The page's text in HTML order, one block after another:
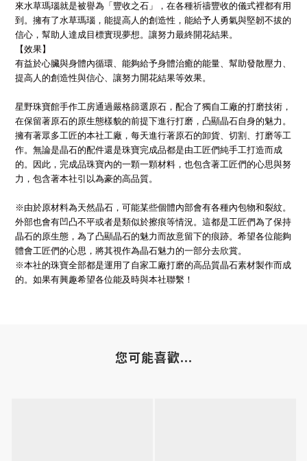
來水草瑪瑙就是被譽為「豐收之石」，在各種祈禱豐收的儀式裡都有用
到。擁有了水草瑪瑙，能提高人的創造性，能給予人勇氣與堅韌不拔的
信心，幫助人達成目標實現夢想。讓努力最終開花結果。
【效果】
有益於心臟與身體內循環、能夠給予身體治癒的能量、幫助發散壓力、
提高人的創造性與信心、讓努力開花結果等效果。
星野珠寶館手作工房通過嚴格篩選原石，配合了獨自工廠的打磨技術，
在保留著原石的原生態樣貌的前提下進行打磨，凸顯晶石自身的魅力。
擁有著眾多工匠的本社工廠，每天進行著原石的卸貨、切割、打磨等工
作。無論是晶石的配件還是珠寶完成品都是由工匠們純手工打造而成
的。因此，完成品珠寶內的一顆一顆材料，也包含著工匠們的心思與努
力，包含著本社引以為豪的高品質。
※由於原材料為天然晶石，可能某些個體內部會有各種內包物和裂紋。
外部也會有凹凸不平或者是類似於擦痕等情況。這都是工匠們為了保持
晶石的原生態，為了凸顯晶石的魅力而故意留下的痕跡。希望各位能夠
體會工匠們的心思，將其視作為晶石魅力的一部分去欣賞。
※本社的珠寶全部都是運用了自家工廠打磨的高品質晶石素材製作而成
的。如果有興趣希望各位能及時與本社聯繫！
您可能喜歡...